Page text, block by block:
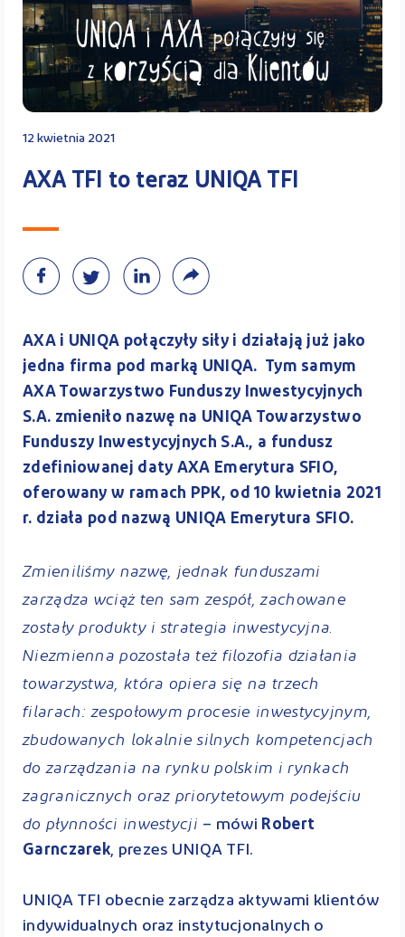
Kontakt
A
12 kwietnia 2021
AXA TFI to teraz UNIQA TFI
AXA i UNIQA połączyły siły i działają już jako
jedna firma pod marką UNIQA. Tym samym
AXA Towarzystwo Funduszy Inwestycyjnych
S.A. zmieniło nazwę na UNIQA Towarzystwo
Funduszy Inwestycyjnych S.A., a fundusz
zdefiniowanej daty AXA Emerytura SFIO,
oferowany w ramach PPK, od 10 kwietnia 2021
r. działa pod nazwą UNIQA Emerytura SFIO.
Zmieniliśmy nazwę, jednak funduszami
zarządza wciąż ten sam zespół, zachowane
zostały produkty i strategia inwestycyjna.
Niezmienna pozostała też filozofia działania
towarzystwa, która opiera się na trzech
filarach: zespołowym procesie inwestycyjnym,
zbudowanych lokalnie silnych kompetencjach
do zarządzania na rynku polskim i rynkach
zagranicznych oraz priorytetowym podejściu
do płynności inwestycji – mówi Robert
Garnczarek, prezes UNIQA TFI.
UNIQA TFI obecnie zarządza aktywami klientów
indywidualnych oraz instytucjonalnych o